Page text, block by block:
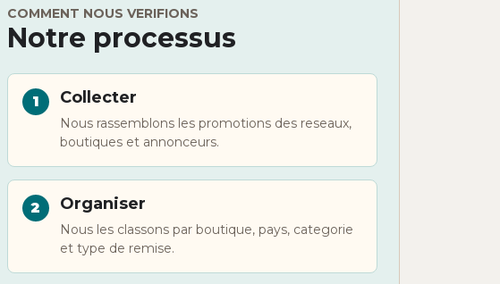
COMMENT NOUS VERIFIONS
Notre processus
Collecter
Nous rassemblons les promotions des reseaux,
boutiques et annonceurs.
Organiser
Nous les classons par boutique, pays, categorie
et type de remise.